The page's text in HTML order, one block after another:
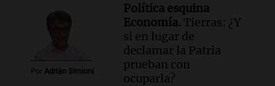
Por Adrián Simioni
Política esquina
Economía. Tierras: ¿Y
si en lugar de
declamar la Patria
prueban con
ocuparla?